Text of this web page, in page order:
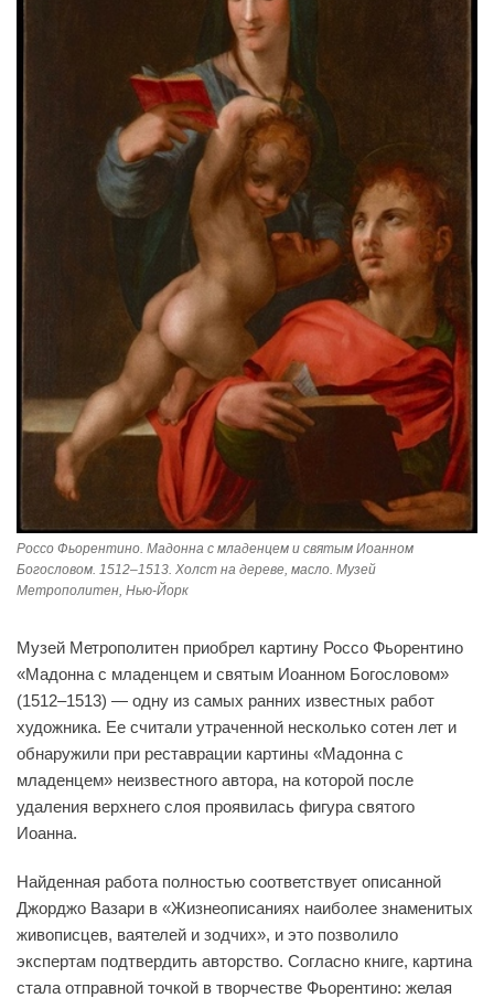
Россо Фьорентино. Мадонна с младенцем и святым Иоанном
Богословом. 1512–1513. Холст на дереве, масло. Музей
Метрополитен, Нью-Йорк
Музей Метрополитен приобрел картину Россо Фьорентино
«Мадонна с младенцем и святым Иоанном Богословом»
(1512–1513) — одну из самых ранних известных работ
художника. Ее считали утраченной несколько сотен лет и
обнаружили при реставрации картины «Мадонна с
младенцем» неизвестного автора, на которой после
удаления верхнего слоя проявилась фигура святого
Иоанна.
Найденная работа полностью соответствует описанной
Джорджо Вазари в «Жизнеописаниях наиболее знаменитых
живописцев, ваятелей и зодчих», и это позволило
экспертам подтвердить авторство. Согласно книге, картина
стала отправной точкой в творчестве Фьорентино: желая